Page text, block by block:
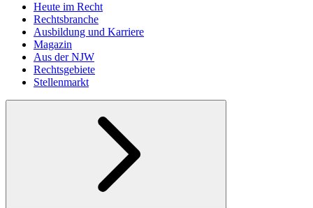
Heute im Recht
Rechtsbranche
Ausbildung und Karriere
Magazin
Aus der NJW
Rechtsgebiete
Stellenmarkt